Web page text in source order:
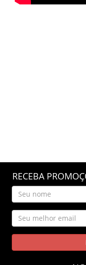
RECEBA